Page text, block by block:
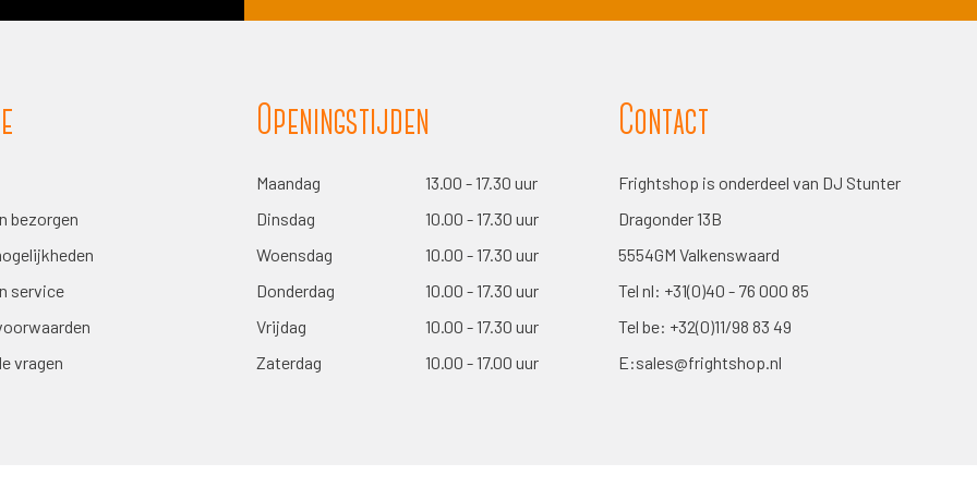
bezorgen
service
vragen
Openingstijden
Maandag
13.00 - 17.30 uur
Dinsdag
10.00 - 17.30 uur
Woensdag
10.00 - 17.30 uur
Donderdag
10.00 - 17.30 uur
Vrijdag
10.00 - 17.30 uur
Zaterdag
10.00 - 17.00 uur
Contact
Frightshop is onderdeel van DJ Stunter
Dragonder 13B
5554GM Valkenswaard
Tel nl: +31(0)40 - 76 000 85
Tel be: +32(0)11/98 83 49
E:sales@frightshop.nl